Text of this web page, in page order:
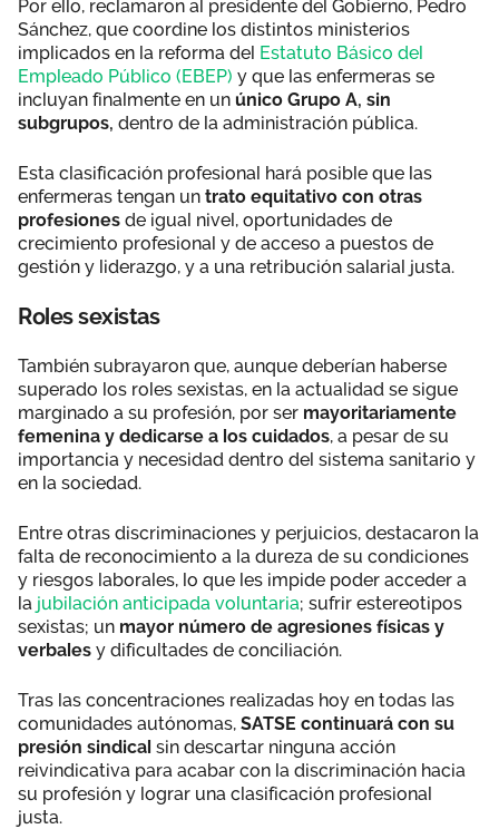
Por ello, reclamaron al presidente del Gobierno, Pedro
Sánchez, que coordine los distintos ministerios
implicados en la reforma del Estatuto Básico del
Empleado Público (EBEP) y que las enfermeras se
incluyan finalmente en un único Grupo A, sin
subgrupos, dentro de la administración pública.
Esta clasificación profesional hará posible que las
enfermeras tengan un trato equitativo con otras
profesiones de igual nivel, oportunidades de
crecimiento profesional y de acceso a puestos de
gestión y liderazgo, y a una retribución salarial justa.
Roles sexistas
También subrayaron que, aunque deberían haberse
superado los roles sexistas, en la actualidad se sigue
marginado a su profesión, por ser mayoritariamente
femenina y dedicarse a los cuidados, a pesar de su
importancia y necesidad dentro del sistema sanitario y
en la sociedad.
Entre otras discriminaciones y perjuicios, destacaron la
falta de reconocimiento a la dureza de su condiciones
y riesgos laborales, lo que les impide poder acceder a
la jubilación anticipada voluntaria; sufrir estereotipos
sexistas; un mayor número de agresiones físicas y
verbales y dificultades de conciliación.
Tras las concentraciones realizadas hoy en todas las
comunidades autónomas, SATSE continuará con su
presión sindical sin descartar ninguna acción
reivindicativa para acabar con la discriminación hacia
su profesión y lograr una clasificación profesional
justa.